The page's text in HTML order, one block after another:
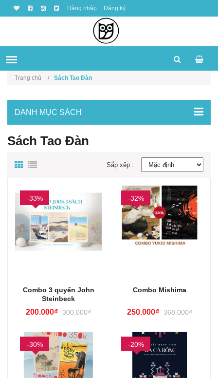
Đăng nhập Đăng ký
Trang chủ Sách Tao Đàn
DANH MỤC SÁCH
Sách Tao Đàn
Sắp xếp :
-33%
Combo 3 quyển John
Steinbeck
200.000₫ 300.000₫
-32%
Combo Mishima
250.000₫ 368.000₫
-30% -20%